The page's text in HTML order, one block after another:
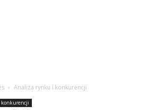
Analiza rynku i konkurencji